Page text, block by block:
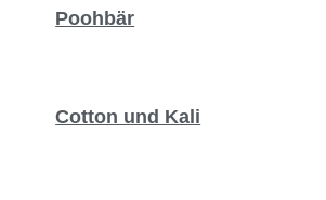
Poohbär
Cotton und Kali